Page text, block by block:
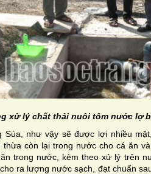
xử lý chất thải nuôi tôm nước lợ
Súa, như vậy sẽ được lợi nhiều
thừa còn lại trong nước cho cá ăn
trong nước, kèm theo xử lý trên
ra lượng nước sạch, đạt chuẩn